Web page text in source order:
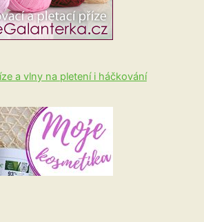
a vlny na pletení i háčkování